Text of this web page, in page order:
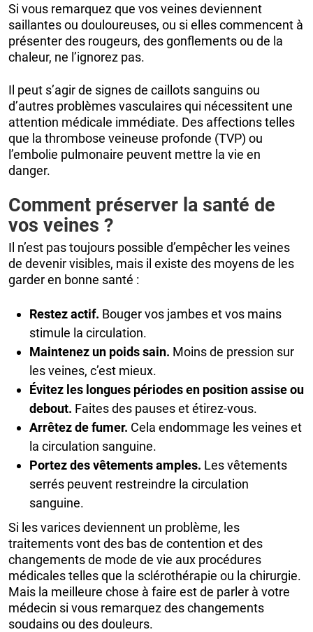
Si vous remarquez que vos veines deviennent
saillantes ou douloureuses, ou si elles commencent à
présenter des rougeurs, des gonflements ou de la
chaleur, ne l’ignorez pas.
Il peut s’agir de signes de caillots sanguins ou
d’autres problèmes vasculaires qui nécessitent une
attention médicale immédiate. Des affections telles
que la thrombose veineuse profonde (TVP) ou
l’embolie pulmonaire peuvent mettre la vie en
danger.
Comment préserver la santé de
vos veines ?
Il n’est pas toujours possible d’empêcher les veines
de devenir visibles, mais il existe des moyens de les
garder en bonne santé :
Restez actif. Bouger vos jambes et vos mains
stimule la circulation.
Maintenez un poids sain. Moins de pression sur
les veines, c’est mieux.
Évitez les longues périodes en position assise ou
debout. Faites des pauses et étirez-vous.
Arrêtez de fumer. Cela endommage les veines et
la circulation sanguine.
Portez des vêtements amples. Les vêtements
serrés peuvent restreindre la circulation
sanguine.
Si les varices deviennent un problème, les
traitements vont des bas de contention et des
changements de mode de vie aux procédures
médicales telles que la sclérothérapie ou la chirurgie.
Mais la meilleure chose à faire est de parler à votre
médecin si vous remarquez des changements
soudains ou des douleurs.